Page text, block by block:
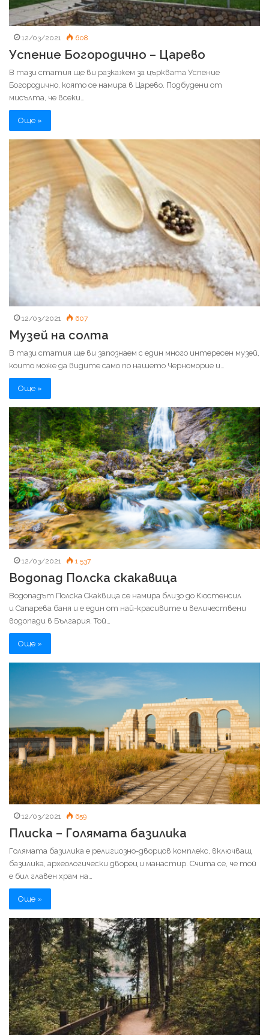
12/03/2021 608
Успение Богородично – Царево
В тази статия ще ви разкажем за църквата Успение
Богородично, която се намира в Царево. Подбудени от
мисълта, че всеки…
Още »
12/03/2021 607
Музей на солта
В тази статия ще ви запознаем с един много интересен музей,
които може да видите само по нашето Черноморие и…
Още »
12/03/2021 1 537
Водопад Полска скакавица
Водопадът Полска Скаквица се намира близо до Кюстенсил
и Сапарева баня и е един от най-красивите и величествени
водопади в България. Той…
Още »
12/03/2021 659
Плиска – Голямата базилика
Голямата базилика е религиозно-дворцов комплекс, включващ
базилика, археологически дворец и манастир. Счита се, че той
е бил главен храм на…
Още »